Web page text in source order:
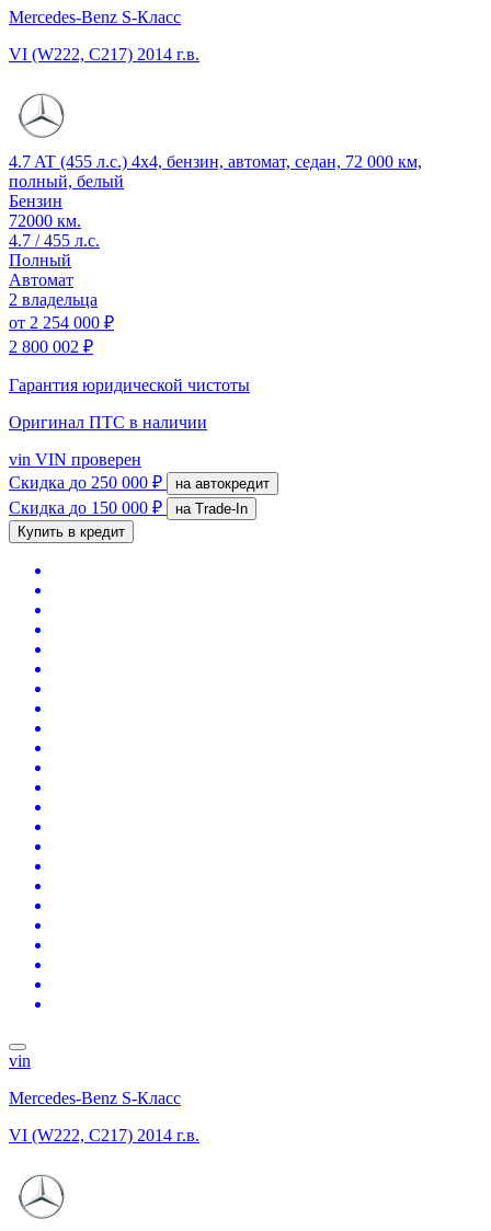
Mercedes-Benz S-Класс
VI (W222, C217) 2014 г.в.
4.7 AT (455 л.с.) 4x4, бензин, автомат, седан, 72 000 км,
полный, белый
Бензин
72000 км.
4.7 / 455 л.с.
Полный
Автомат
2 владельца
от 2 254 000 ₽
2 800 002 ₽
Гарантия юридической чистоты
Оригинал ПТС в наличии
vin VIN проверен
Скидка до 250 000 ₽ на автокредит
Скидка до 150 000 ₽
на Trade-In
Купить в кредит
vin
Mercedes-Benz S-Класс
VI (W222, C217) 2014 г.в.